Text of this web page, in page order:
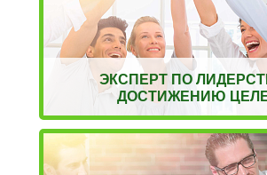
ЭКСПЕРТ ПО
ДОСТИЖЕНИЮ